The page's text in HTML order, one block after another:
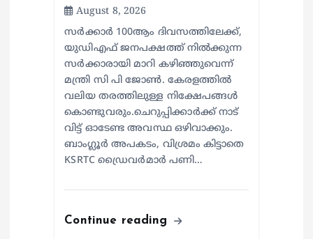
August 8, 2026
സർക്കാർ 100ആം ദിവസത്തിലേക്ക്,
യുഡിഎഫ് ജനപക്ഷത്ത് നിൽക്കുന്ന
സർക്കാരായി മാറി കഴിഞ്ഞുവെന്ന്
മന്ത്രി സി പി ജോൺ. കേരളത്തിൽ
വലിയ തരത്തിലുള്ള നിക്ഷേപങ്ങൾ
കൊണ്ടുവരും.ചെറുപ്പിക്കാർക്ക് നാട്
വിട്ട് ഓടേണ്ട അവസ്ഥ ഒഴിവാക്കും.
ബാംഗ്ലൂർ അപകടം, വിശ്രമം കിട്ടാതെ
KSRTC ഡ്രൈവർമാർ പണി…
Continue reading